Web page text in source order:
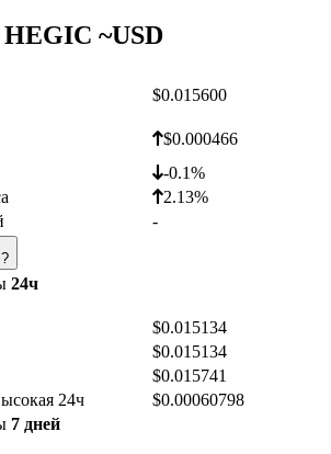
~USD
$0.015600
$0.000466
-0.1%
2.13%
-
24ч
$0.015134
$0.015134
$0.015741
24ч
$0.00060798
7 дней